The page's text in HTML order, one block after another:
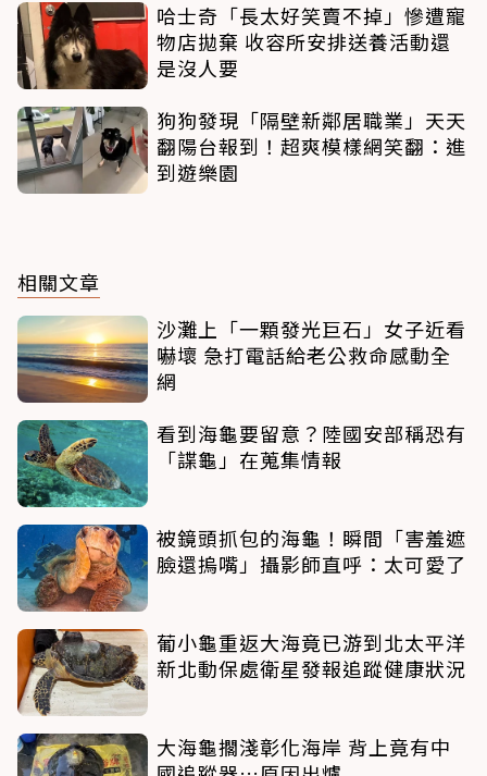
哈士奇「長太好笑賣不掉」慘遭寵
物店拋棄 收容所安排送養活動還
是沒人要
狗狗發現「隔壁新鄰居職業」天天
翻陽台報到！超爽模樣網笑翻：進
到遊樂園
相關文章
沙灘上「一顆發光巨石」女子近看
嚇壞 急打電話給老公救命感動全
網
看到海龜要留意？陸國安部稱恐有
「諜龜」在蒐集情報
被鏡頭抓包的海龜！瞬間「害羞遮
臉還摀嘴」攝影師直呼：太可愛了
葡小龜重返大海竟已游到北太平洋
新北動保處衛星發報追蹤健康狀況
大海龜擱淺彰化海岸 背上竟有中